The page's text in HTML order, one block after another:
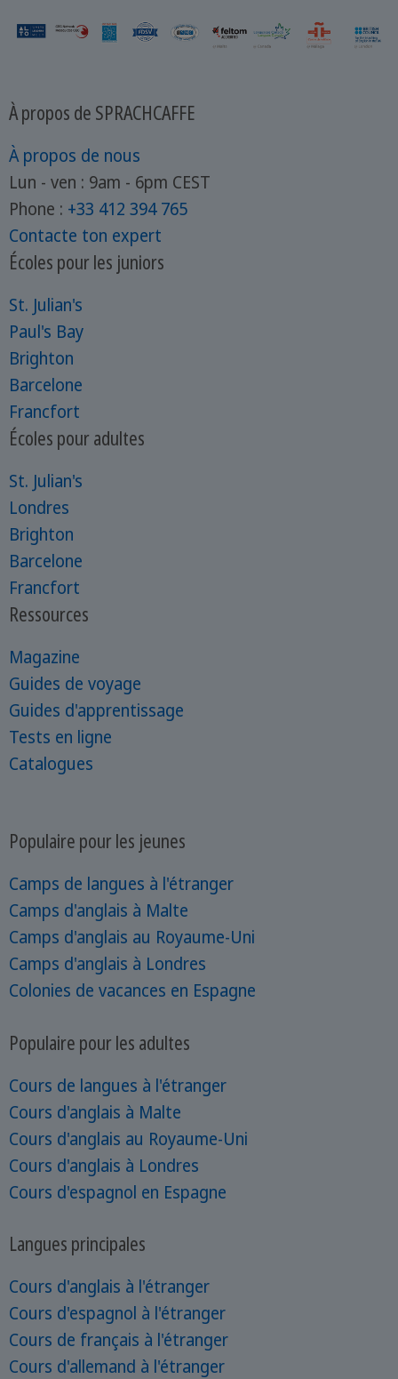
À propos de SPRACHCAFFE
À propos de nous
Lun - ven : 9am - 6pm CEST
Phone : +33 412 394 765
Contacte ton expert
Écoles pour les juniors
St. Julian's
Paul's Bay
Brighton
Barcelone
Francfort
Écoles pour adultes
St. Julian's
Londres
Brighton
Barcelone
Francfort
Ressources
Magazine
Guides de voyage
Guides d'apprentissage
Tests en ligne
Catalogues
Populaire pour les jeunes
Camps de langues à l'étranger
Camps d'anglais à Malte
Camps d'anglais au Royaume-Uni
Camps d'anglais à Londres
Colonies de vacances en Espagne
Populaire pour les adultes
Cours de langues à l'étranger
Cours d'anglais à Malte
Cours d'anglais au Royaume-Uni
Cours d'anglais à Londres
Cours d'espagnol en Espagne
Langues principales
Cours d'anglais à l'étranger
Cours d'espagnol à l'étranger
Cours de français à l'étranger
Cours d'allemand à l'étranger